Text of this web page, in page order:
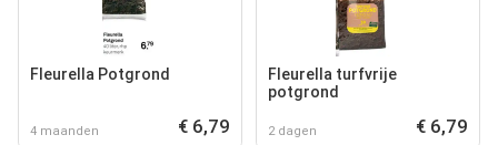
Fleurella Potgrond
4 maanden € 6,79
Fleurella turfvrije
potgrond
2 dagen € 6,79